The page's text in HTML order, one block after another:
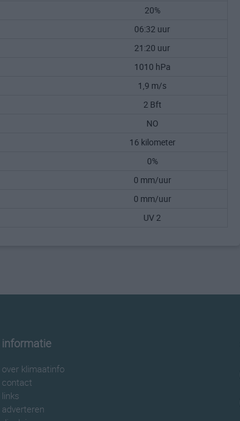
20%
06:32 uur
21:20 uur
1010 hPa
1,9 m/s
2 Bft
NO
16 kilometer
0%
0 mm/uur
0 mm/uur
UV 2
informatie
over klimaatinfo
contact
links
adverteren